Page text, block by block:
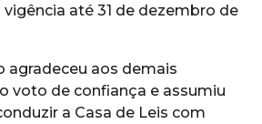
até 31 de dezembro de
agradeceu aos demais
voto de confiança e assumiu
a Casa de Leis com